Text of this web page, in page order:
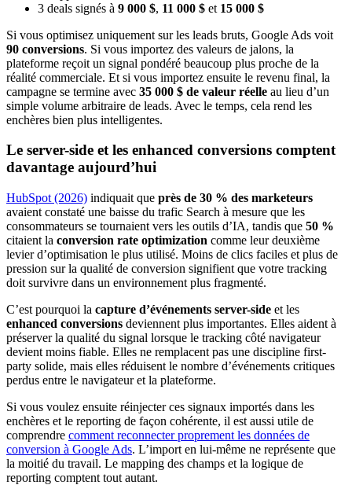
3 deals signés à 9 000 $, 11 000 $ et 15 000 $
Si vous optimisez uniquement sur les leads bruts, Google Ads voit
90 conversions. Si vous importez des valeurs de jalons, la
plateforme reçoit un signal pondéré beaucoup plus proche de la
réalité commerciale. Et si vous importez ensuite le revenu final, la
campagne se termine avec 35 000 $ de valeur réelle au lieu d’un
simple volume arbitraire de leads. Avec le temps, cela rend les
enchères bien plus intelligentes.
Le server-side et les enhanced conversions comptent
davantage aujourd’hui
HubSpot (2026) indiquait que près de 30 % des marketeurs
avaient constaté une baisse du trafic Search à mesure que les
consommateurs se tournaient vers les outils d’IA, tandis que 50 %
citaient la conversion rate optimization comme leur deuxième
levier d’optimisation le plus utilisé. Moins de clics faciles et plus de
pression sur la qualité de conversion signifient que votre tracking
doit survivre dans un environnement plus fragmenté.
C’est pourquoi la capture d’événements server-side et les
enhanced conversions deviennent plus importantes. Elles aident à
préserver la qualité du signal lorsque le tracking côté navigateur
devient moins fiable. Elles ne remplacent pas une discipline first-
party solide, mais elles réduisent le nombre d’événements critiques
perdus entre le navigateur et la plateforme.
Si vous voulez ensuite réinjecter ces signaux importés dans les
enchères et le reporting de façon cohérente, il est aussi utile de
comprendre comment reconnecter proprement les données de
conversion à Google Ads. L’import en lui-même ne représente que
la moitié du travail. Le mapping des champs et la logique de
reporting comptent tout autant.